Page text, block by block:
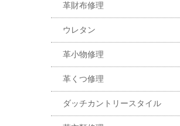
革財布修理
ウレタン
革小物修理
革くつ修理
ダッチカントリースタイル